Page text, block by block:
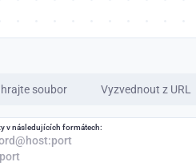
soubor Vyzvednout z URL
v následujících formátech: